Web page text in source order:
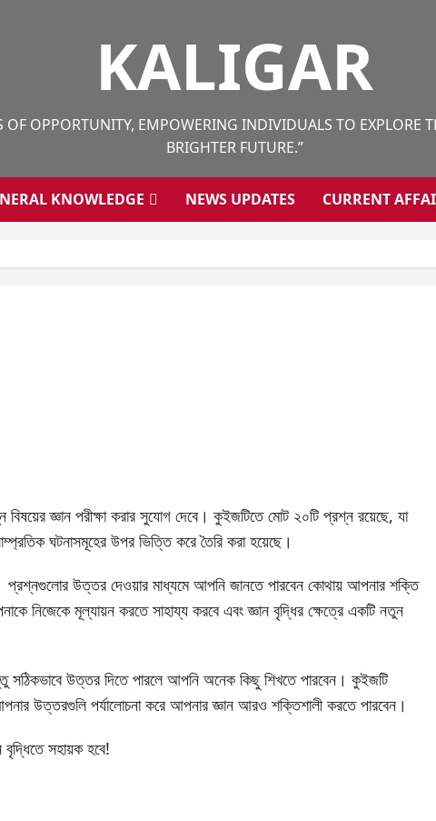
KALIGAR
OPPORTUNITY, EMPOWERING INDIVIDUALS TO EXPLORE
BRIGHTER FUTURE.”
KNOWLEDGE NEWS UPDATES CURRENT
জ্ঞান পরীক্ষা করার সুযোগ দেবে। কুইজটিতে মোট ২০টি প্রশ্ন রয়েছে, যা
ঘটনাসমূহের উপর ভিত্তি করে তৈরি করা হয়েছে।
প্রশ্নগুলোর উত্তর দেওয়ার মাধ্যমে আপনি জানতে পারবেন কোথায় আপনার শক্তি
মূল্যায়ন করতে সাহায্য করবে এবং জ্ঞান বৃদ্ধির ক্ষেত্রে একটি নতুন
সঠিকভাবে উত্তর দিতে পারলে আপনি অনেক কিছু শিখতে পারবেন। কুইজটি
উত্তরগুলি পর্যালোচনা করে আপনার জ্ঞান আরও শক্তিশালী করতে পারবেন।
সহায়ক হবে!